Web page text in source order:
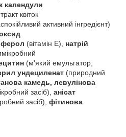
календули
квіток
активний інгредієнт)
(вітамін Е), натрій
(м'який емульгатор,
ундециленат (природний
камедь, левулінова
засіб), анісат
засіб), фітинова